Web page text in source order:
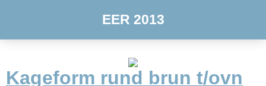
EER 2013
Kageform rund brun t/ovn